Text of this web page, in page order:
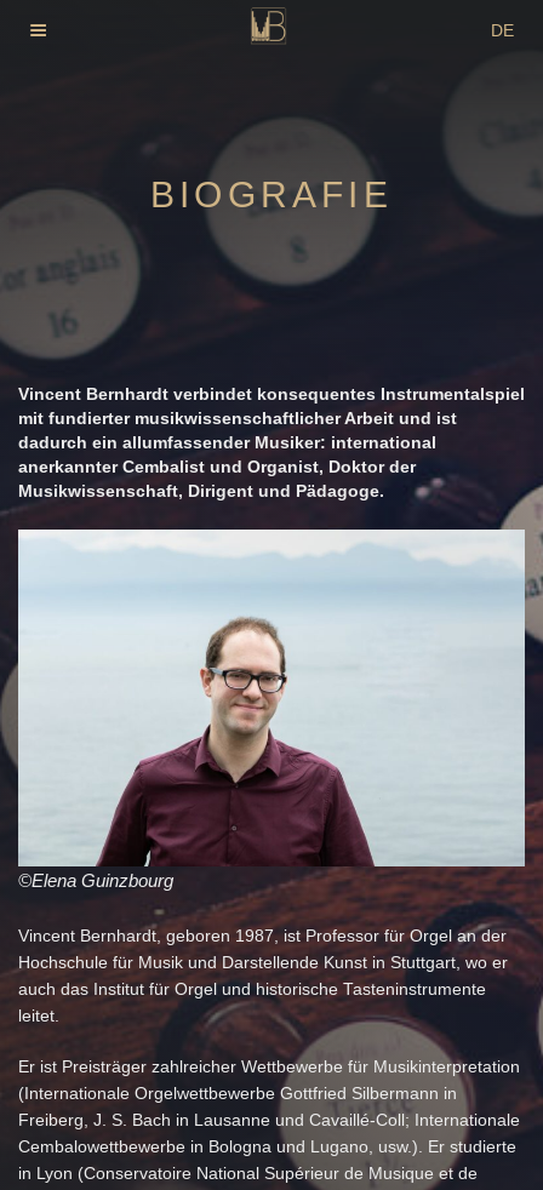
Inhalt
DE
BIOGRAFIE
Vincent Bernhardt verbindet konsequentes Instrumentalspiel
mit fundierter musikwissenschaftlicher Arbeit und ist
dadurch ein allumfassender Musiker: international
anerkannter Cembalist und Organist, Doktor der
Musikwissenschaft, Dirigent und Pädagoge.
©Elena Guinzbourg
Vincent Bernhardt, geboren 1987, ist Professor für Orgel an der
Hochschule für Musik und Darstellende Kunst in Stuttgart, wo er
auch das Institut für Orgel und historische Tasteninstrumente
leitet.
Er ist Preisträger zahlreicher Wettbewerbe für Musikinterpretation
(Internationale Orgelwettbewerbe Gottfried Silbermann in
Freiberg, J. S. Bach in Lausanne und Cavaillé-Coll; Internationale
Cembalowettbewerbe in Bologna und Lugano, usw.). Er studierte
in Lyon (Conservatoire National Supérieur de Musique et de